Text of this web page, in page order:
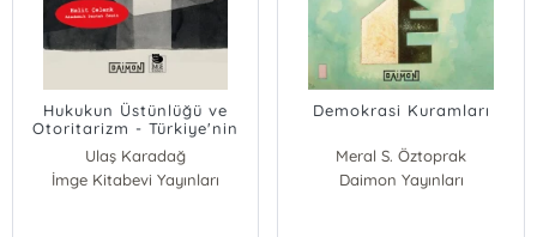
Hukukun Üstünlüğü ve
Otoritarizm - Türkiye'nin
Anayasal Dönüşümü İçin
Bir Çerçeve
Ulaş Karadağ
İmge Kitabevi Yayınları
Demokrasi Kuramları
Meral S. Öztoprak
R. Savaş Biçer
Daimon Yayınları